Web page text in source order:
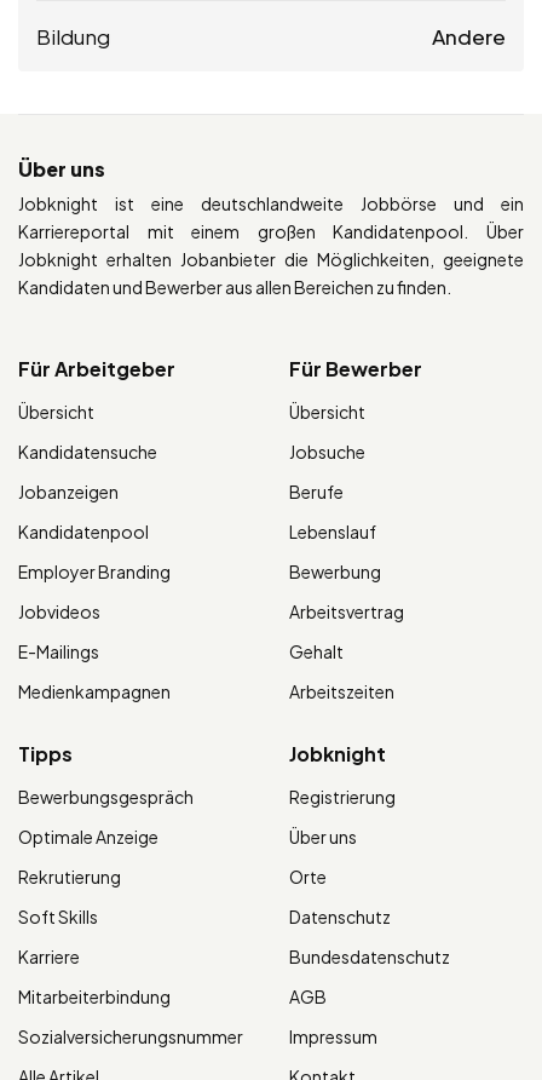
Bildung Andere
Über uns
Jobknight ist eine deutschlandweite Jobbörse und ein
Karriereportal mit einem großen Kandidatenpool. Über
Jobknight erhalten Jobanbieter die Möglichkeiten, geeignete
Kandidaten und Bewerber aus allen Bereichen zu finden.
Für Arbeitgeber
Übersicht
Kandidatensuche
Jobanzeigen
Kandidatenpool
Employer Branding
Jobvideos
E-Mailings
Medienkampagnen
Für Bewerber
Übersicht
Jobsuche
Berufe
Lebenslauf
Bewerbung
Arbeitsvertrag
Gehalt
Arbeitszeiten
Tipps
Bewerbungsgespräch
Optimale Anzeige
Rekrutierung
Soft Skills
Karriere
Mitarbeiterbindung
Sozialversicherungsnummer
Jobknight
Registrierung
Über uns
Orte
Datenschutz
Bundesdatenschutz
AGB
Impressum